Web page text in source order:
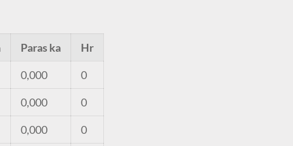
Paras ka Hr
0,000 0
0,000 0
0,000 0